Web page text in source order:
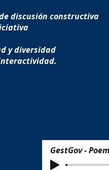
discusión constructiva
y diversidad
GestGov -